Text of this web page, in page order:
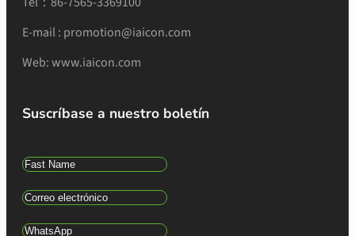
E-mail : promotion@iaicon.com
Web: www.iaicon.com
Suscríbase a nuestro boletín